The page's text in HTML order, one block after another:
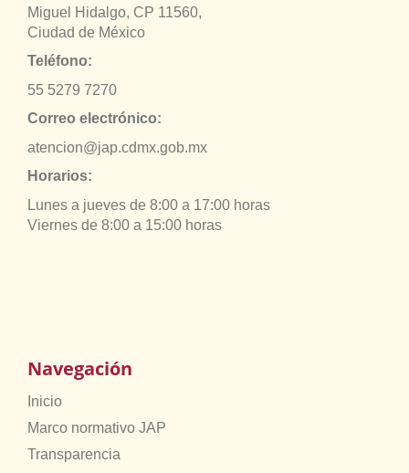
Miguel Hidalgo, CP 11560,
Ciudad de México
Teléfono:
55 5279 7270
Correo electrónico:
atencion@jap.cdmx.gob.mx
Horarios:
Lunes a jueves de 8:00 a 17:00 horas
Viernes de 8:00 a 15:00 horas
Navegación
Inicio
Marco normativo JAP
Transparencia